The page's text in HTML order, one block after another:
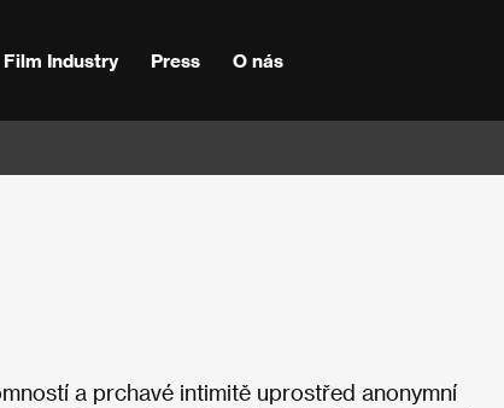
Film Industry Press O nás
a prchavé intimitě uprostřed anonymní